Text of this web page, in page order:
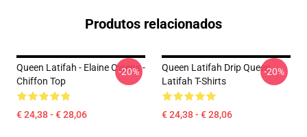
Produtos relacionados
Queen Latifah - Elaine Owens -
Chiffon Top
€ 24,38 - € 28,06
-20%
Queen Latifah Drip Queen
Latifah T-Shirts
€ 24,38 - € 28,06
-20%